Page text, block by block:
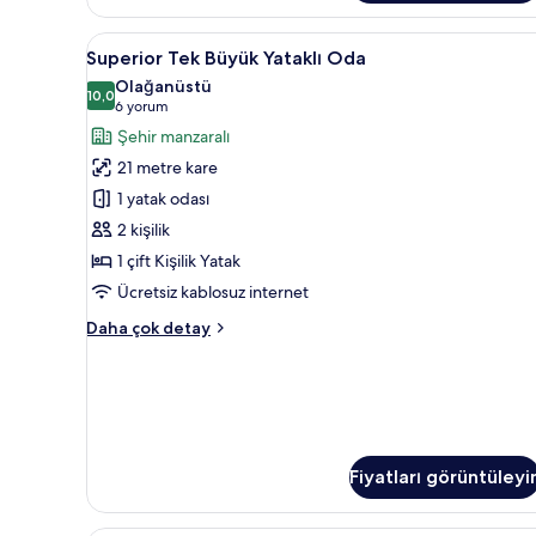
Oda
hakkında
daha
fazla
detay
Superior
Tek
Büyük
Yataklı
Oda
için
tüm
fotoğrafları
görün
Superior Tek Büyük Yataklı
4
Superior Tek Büyük Yataklı Oda
10,010,0 / 10
Olağanüstü
6 yorum
(6
yorum)
Şehir manzaralı
21 metre kare
1 yatak odası
2 kişilik
1 çift Kişilik Yatak
Ücretsiz kablosuz internet
Daha çok detay
Superior
detay
Fiyatları